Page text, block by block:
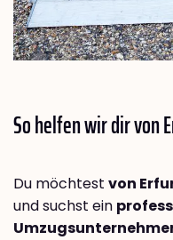
So helfen wir dir von
Du möchtest von
und suchst ein